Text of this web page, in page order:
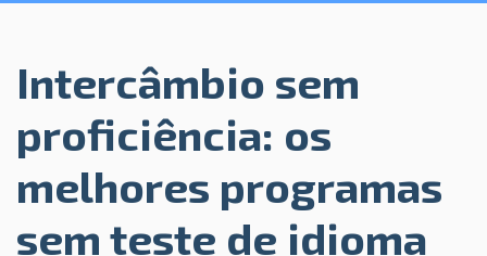
Intercâmbio sem
proficiência: os
melhores programas
sem teste de idioma